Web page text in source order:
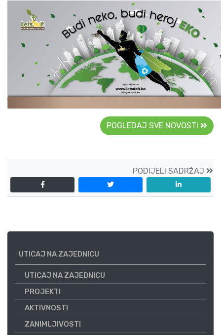
POGLEDAJ SVE NOVOSTI
PODIJELI SADRŽAJ
UTICAJ NA ZAJEDNICU
UTICAJ NA ZAJEDNICU
PROJEKTI
AKTIVNOSTI
ZANIMLJIVOSTI